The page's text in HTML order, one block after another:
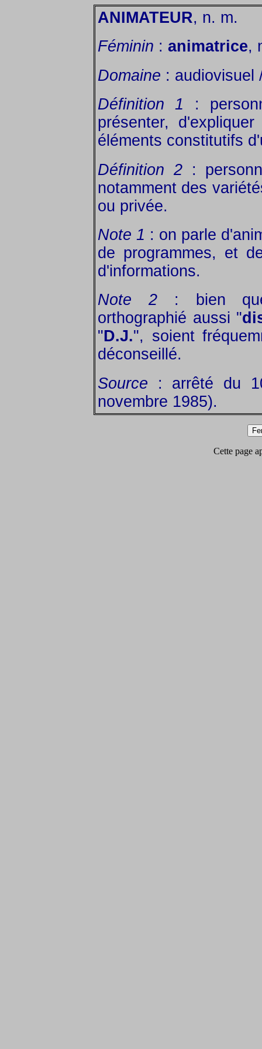
ANIMATEUR, n. m.
Féminin : animatrice,
Domaine : audiovisuel
Définition 1 :
présenter,
éléments constitutifs
Définition 2:
notamment des
ou privée.
Note 1 : on parle
de programmes, et
d'informations.
Note 2: bien
orthographié aussi "
"D.J.", soient
déconseillé.
Source : arrêté du
novembre 1985).
Cette page